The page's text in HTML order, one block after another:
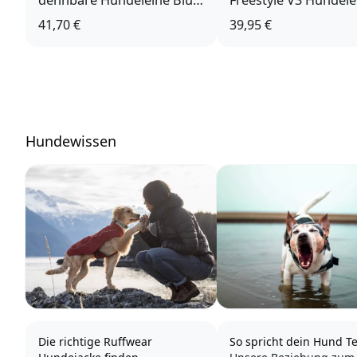
Pool
41,70 €
Hunting Green
39,95 €
Hundewissen
Die richtige Ruffwear
So spricht dein Hund